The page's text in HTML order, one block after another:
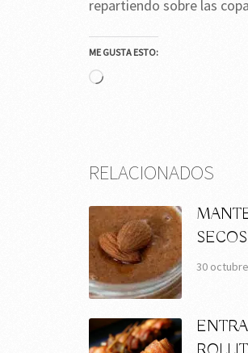
repartiendo sobre las
ME GUSTA ESTO:
Cargando...
RELACIONADOS
SECOS
30